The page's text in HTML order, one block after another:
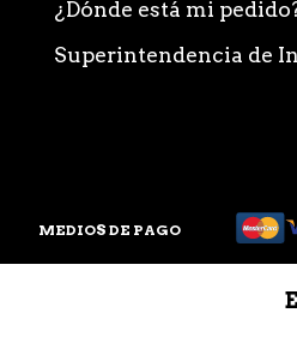
¿Dónde está mi
Superintendencia de
MEDIOS DE PAGO